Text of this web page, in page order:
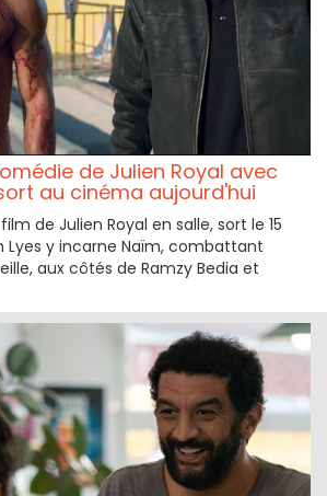
de Julien Royal avec
au cinéma aujourd'hui
de Julien Royal en salle, sort le 15
Lyes y incarne Naïm, combattant
aux côtés de Ramzy Bedia et